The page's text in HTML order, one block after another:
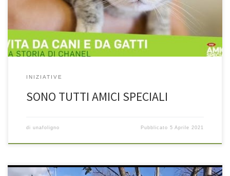
INIZIATIVE
SONO TUTTI AMICI SPECIALI
di unafoligno Pubblicato5 Aprile 2021